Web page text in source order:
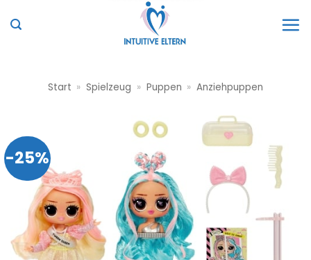
Inhalt
Start » Spielzeug » Puppen » Anziehpuppen
-25%